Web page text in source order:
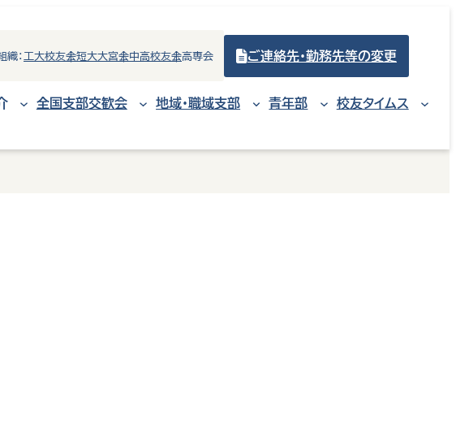
： 工大校友会短大大宮会中高校友会高専会 ご連絡先・勤務先等の変更
全国支部交歓会 地域・職域支部 青年部 校友タイムス